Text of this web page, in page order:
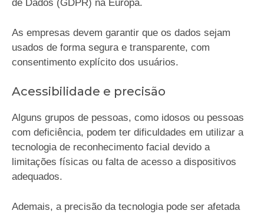
de Dados (GDPR) na Europa.
As empresas devem garantir que os dados sejam
usados de forma segura e transparente, com
consentimento explícito dos usuários.
Acessibilidade e precisão
Alguns grupos de pessoas, como idosos ou pessoas
com deficiência, podem ter dificuldades em utilizar a
tecnologia de reconhecimento facial devido a
limitações físicas ou falta de acesso a dispositivos
adequados.
Ademais, a precisão da tecnologia pode ser afetada